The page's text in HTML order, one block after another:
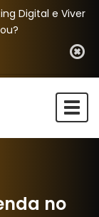
Digital e Viver
no